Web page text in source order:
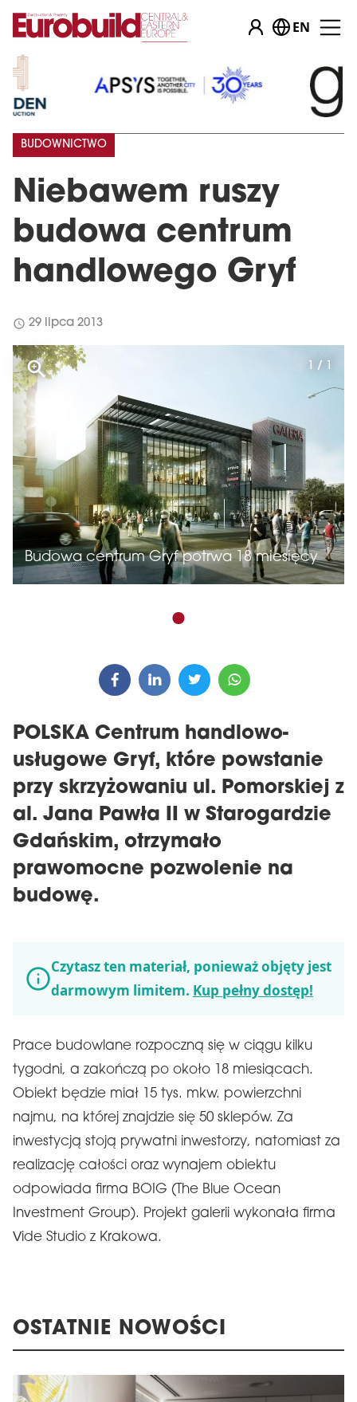
EN
Niebawem ruszy
budowa centrum
handlowego Gryf
BUDOWNICTWO
schedule 29 lipca 2013
Budowa centrum Gryf potrwa 18 miesięcy
1 / 1
POLSKA Centrum handlowo-
usługowe Gryf, które powstanie
przy skrzyżowaniu ul. Pomorskiej z
al. Jana Pawła II w Starogardzie
Gdańskim, otrzymało
prawomocne pozwolenie na
budowę.
Czytasz ten materiał, ponieważ objęty jest
darmowym limitem. Kup pełny dostęp!
Prace budowlane rozpoczną się w ciągu kilku
tygodni, a zakończą po około 18 miesiącach.
Obiekt będzie miał 15 tys. mkw. powierzchni
najmu, na której znajdzie się 50 sklepów. Za
inwestycją stoją prywatni inwestorzy, natomiast za
realizację całości oraz wynajem obiektu
odpowiada firma BOIG (The Blue Ocean
Investment Group). Projekt galerii wykonała firma
Vide Studio z Krakowa.
OSTATNIE NOWOŚCI